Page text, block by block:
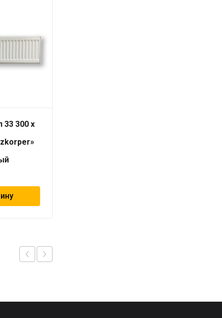
33 300 x